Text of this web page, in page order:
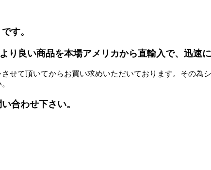
す。
良い商品を本場アメリカから直輸入で、迅速に
せて頂いてからお買い求めいただいております。その為
合わせ下さい。